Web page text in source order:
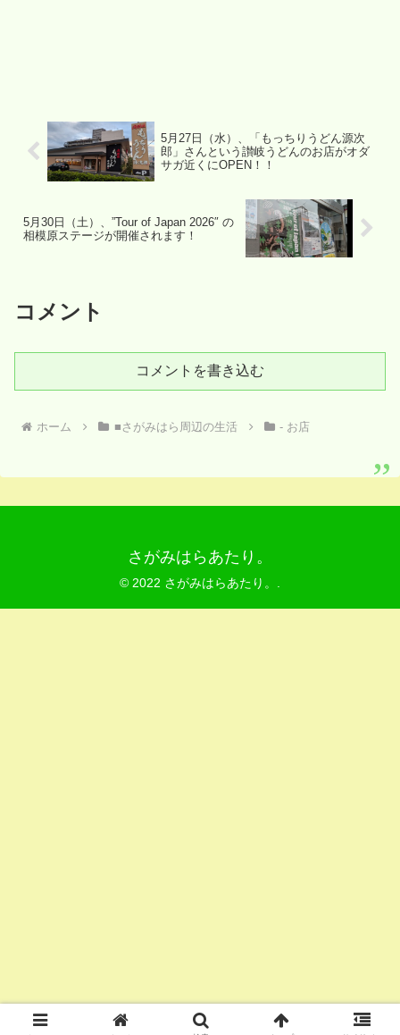
5月27日（水）、「もっちりうどん源次
郎」さんという讃岐うどんのお店がオダ
サガ近くにOPEN！！
5月30日（土）、”Tour of Japan 2026″ の
相模原ステージが開催されます！
コメント
コメントを書き込む
ホーム ■さがみはら周辺の生活 - お店
さがみはらあたり。
© 2022 さがみはらあたり。.